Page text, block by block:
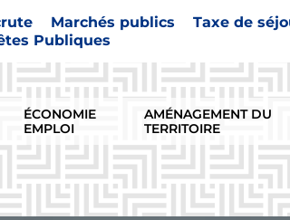
Marchés publics
Taxe de
Publiques
ÉCONOMIE
EMPLOI
AMÉNAGEMENT DU
TERRITOIRE